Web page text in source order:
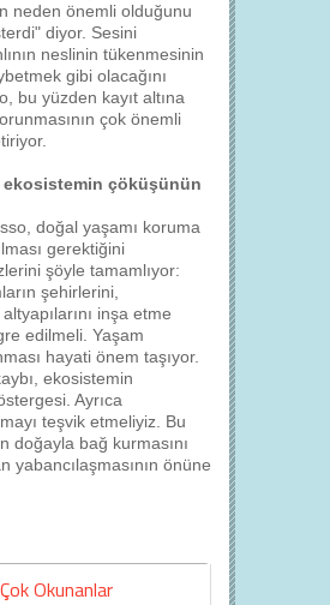
neden önemli olduğunu
diyor. Sesini
neslinin tükenmesinin
gibi olacağını
bu yüzden kayıt altına
çok önemli
ekosistemin çöküşünün
doğal yaşamı koruma
gerektiğini
şöyle tamamlıyor:
şehirlerini,
inşa etme
edilmeli. Yaşam
hayati önem taşıyor.
ekosistemin
Ayrıca
teşvik etmeliyiz. Bu
doğayla bağ kurmasını
yabancılaşmasının önüne
Okunanlar